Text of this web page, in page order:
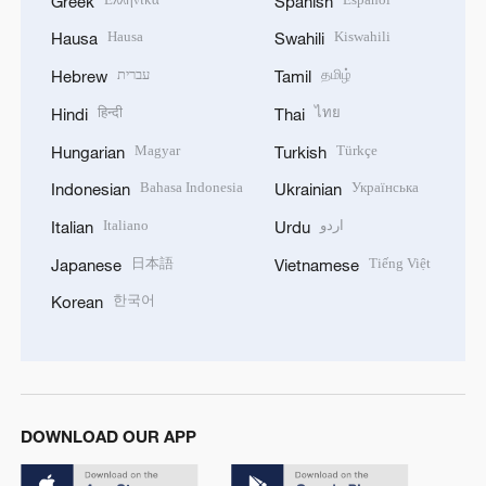
Hausa Hausa
Hebrew עברית
Hindi हिन्दी
Hungarian Magyar
Indonesian Bahasa Indonesia
Italian Italiano
Japanese 日本語
Korean 한국어
Swahili Kiswahili
Tamil தமிழ்
Thai ไทย
Turkish Türkçe
Ukrainian Українська
Urdu اردو
Vietnamese Tiếng Việt
DOWNLOAD OUR APP